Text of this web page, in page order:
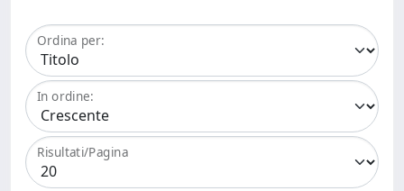
Ordina per:
In ordine:
Risultati/Pagina